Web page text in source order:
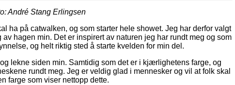
André Stang Erlingsen
ha på catwalken, og som starter hele showet. Jeg har derfor valgt
hagen min. Det er inspirert av naturen jeg har rundt meg og som
og helt riktig sted å starte kvelden for min del.
lekne siden min. Samtidig som det er i kjærlighetens farge, og
rundt meg. Jeg er veldig glad i mennesker og vil at folk skal
farge som viser nettopp dette.